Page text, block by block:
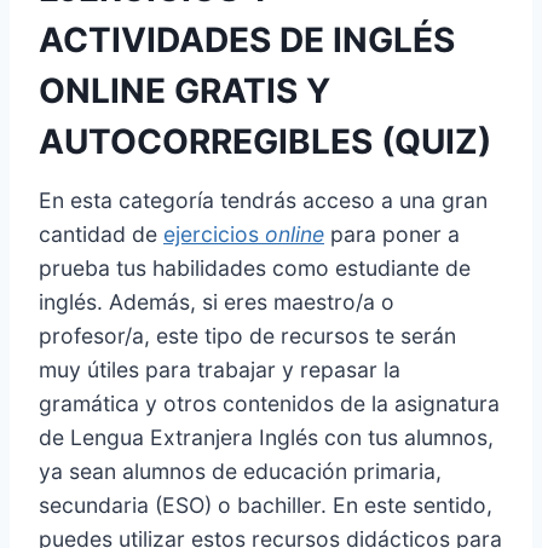
ACTIVIDADES DE INGLÉS
ONLINE GRATIS Y
AUTOCORREGIBLES (QUIZ)
En esta categoría tendrás acceso a una gran
cantidad de ejercicios online para poner a
prueba tus habilidades como estudiante de
inglés. Además, si eres maestro/a o
profesor/a, este tipo de recursos te serán
muy útiles para trabajar y repasar la
gramática y otros contenidos de la asignatura
de Lengua Extranjera Inglés con tus alumnos,
ya sean alumnos de educación primaria,
secundaria (ESO) o bachiller. En este sentido,
puedes utilizar estos recursos didácticos para